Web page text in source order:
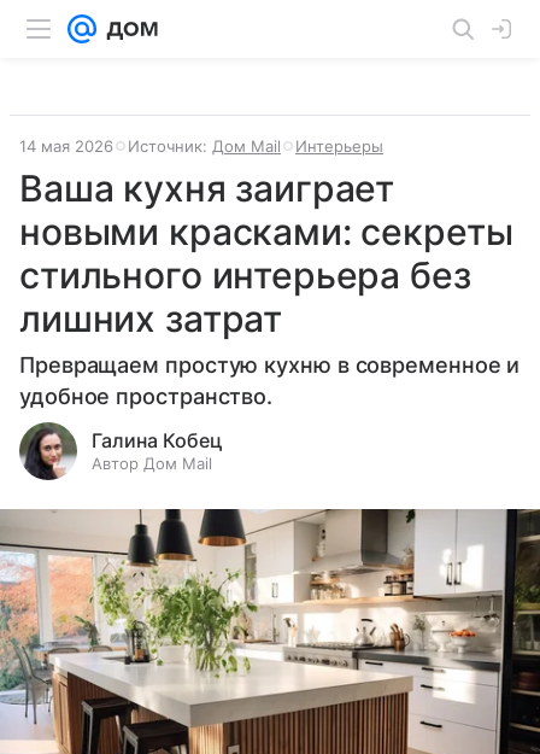
14 мая 2026 Источник: Дом Mail Интерьеры
Ваша кухня заиграет
новыми красками: секреты
стильного интерьера без
лишних затрат
Превращаем простую кухню в современное и
удобное пространство.
Галина Кобец
Автор Дом Mail